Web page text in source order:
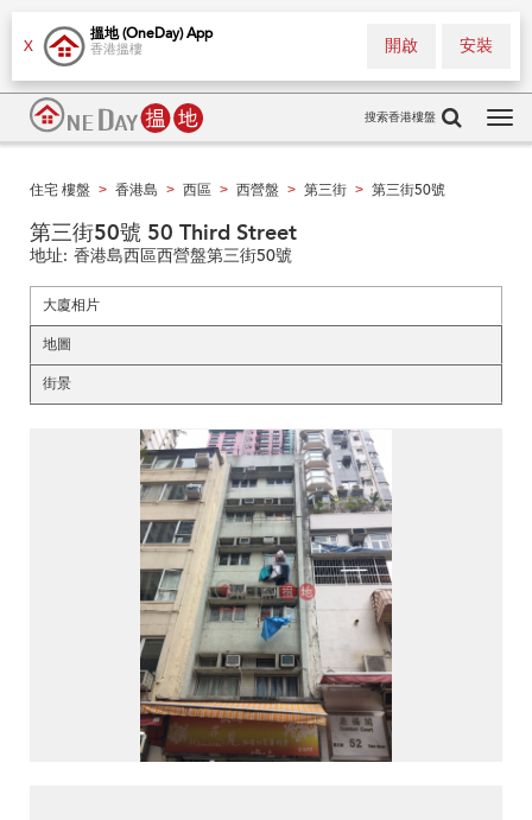
X
搵地 (OneDay) App
香港搵樓 安裝
開啟
搜索香港樓盤
住宅 樓盤 > 香港島 > 西區 > 西營盤 > 第三街 > 第三街50號
第三街50號 50 Third Street
地址: 香港島西區西營盤第三街50號
大廈相片
地圖
街景